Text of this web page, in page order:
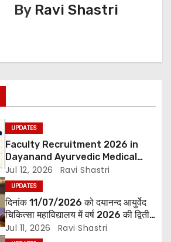
By Ravi Shastri
UPDATES
Faculty Recruitment 2026 in
Dayanand Ayurvedic Medical
Collage & Hospital Andar Road
,Siwan
Jul 12, 2026 Ravi Shastri
UPDATES
दिनांक 11/07/2026 को दयानन्द आयुर्वेद
चिकित्सा महाविद्यालय में वर्ष 2026 की द्वितीय
शिक्षक परिषद की बैठक प्राचार्य की अध्यक्षता
में हुई। बैठक मे महाविद्यालय सभी विभागाध्यक्ष
Jul 11, 2026 Ravi Shastri